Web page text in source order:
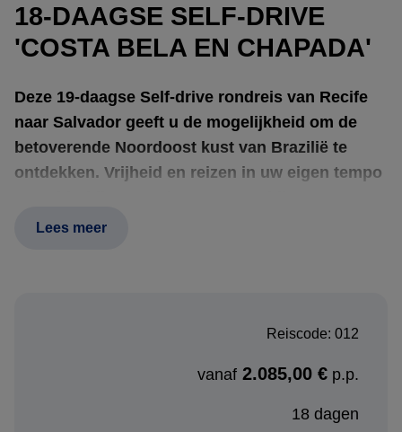
18-DAAGSE SELF-DRIVE
'COSTA BELA EN CHAPADA'
Deze 19-daagse Self-drive rondreis van Recife
naar Salvador geeft u de mogelijkheid om de
betoverende Noordoost kust van Brazilië te
ontdekken. Vrijheid en reizen in uw eigen tempo
samengesteld reispakket ontvangt u bij
kaarten, tips, beschrijvingen van de
een gedetailleerde routebeschrijving.
Lees meer
Reiscode: 012
vanaf 2.085,00 € p.p.
18 dagen